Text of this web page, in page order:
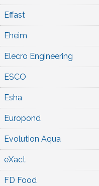
Effast
Eheim
Elecro Engineering
ESCO
Esha
Europond
Evolution Aqua
eXact
FD Food